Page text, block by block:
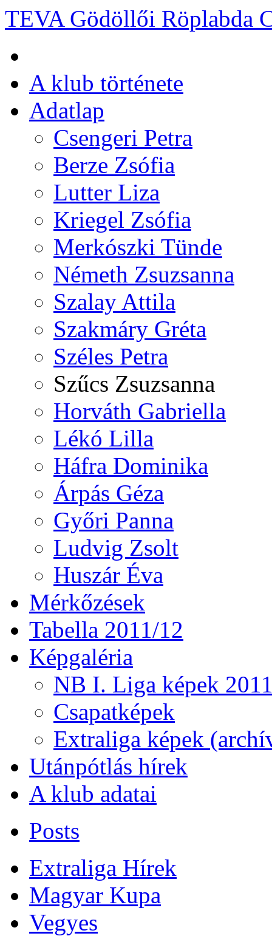
TEVA Gödöllői Röplabda
A klub története
Adatlap
Csengeri Petra
Berze Zsófia
Lutter Liza
Kriegel Zsófia
Merkószki Tünde
Németh Zsuzsanna
Szalay Attila
Szakmáry Gréta
Széles Petra
Szűcs Zsuzsanna
Horváth Gabriella
Lékó Lilla
Háfra Dominika
Árpás Géza
Győri Panna
Ludvig Zsolt
Huszár Éva
Mérkőzések
Tabella 2011/12
Képgaléria
NB I. Liga képek
Csapatképek
Extraliga képek
Utánpótlás hírek
A klub adatai
Posts
Extraliga Hírek
Magyar Kupa
Vegyes